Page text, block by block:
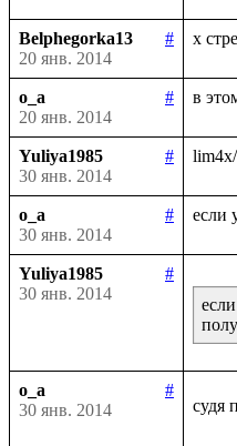
Belphegorka13
#
20 янв. 2014
o_a
#
20 янв. 2014
Yuliya1985
#
30 янв. 2014
o_a
#
30 янв. 2014
Yuliya1985
#
30 янв. 2014
o_a
#
30 янв. 2014
судя